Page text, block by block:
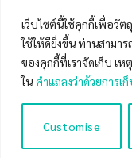
เว็บไซต์นี้ใช้คุกกี้เพื่อวั
ใช้ให้ดียิ่งขึ้น ท่านสามา
ของคุกกี้ที่เราจัดเก็บ เห
ใน คำแถลงว่าด้วยการ
Customise